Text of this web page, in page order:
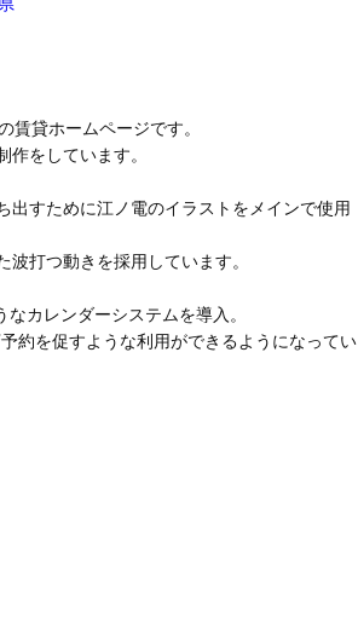
賃貸ホームページです。
をしています。
出すために江ノ電のイラストをメインで使用
打つ動きを採用しています。
カレンダーシステムを導入。
約を促すような利用ができるようになってい